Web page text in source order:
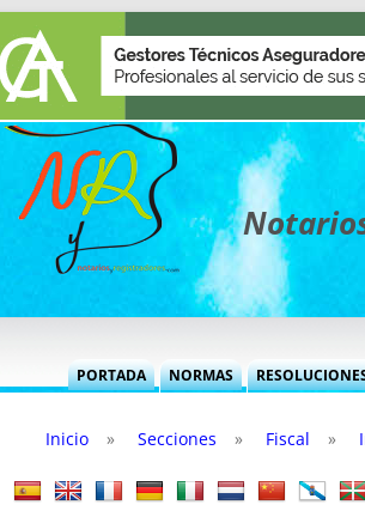
PORTADA NORMAS
INFORMES MENSUALES
TITULARES DESDE 2002
VOCES
Inicio » Secciones » Fiscal »